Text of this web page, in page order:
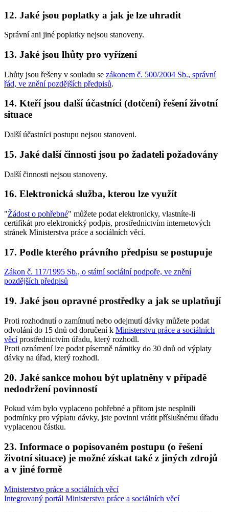
12. Jaké jsou poplatky a jak je lze uhradit
Správní ani jiné poplatky nejsou stanoveny.
13. Jaké jsou lhůty pro vyřízení
Lhůty jsou řešeny v souladu se zákonem č. 500/2004 Sb., správní
řád, ve znění pozdějších předpisů.
14. Kteří jsou další účastníci (dotčení) řešení životní
situace
Další účastníci postupu nejsou stanoveni.
15. Jaké další činnosti jsou po žadateli požadovány
Další činnosti nejsou stanoveny.
16. Elektronická služba, kterou lze využít
"Žádost o pohřebné" můžete podat elektronicky, vlastníte-li
certifikát pro elektronický podpis, prostřednictvím internetových
stránek Ministerstva práce a sociálních věcí.
17. Podle kterého právního předpisu se postupuje
Zákon č. 117/1995 Sb., o státní sociální podpoře, ve znění
pozdějších předpisů
19. Jaké jsou opravné prostředky a jak se uplatňují
Proti rozhodnutí o zamítnutí nebo odejmutí dávky můžete podat
odvolání do 15 dnů od doručení k Ministerstvu práce a sociálních
věcíprostřednictvím úřadu, který rozhodl.
Proti oznámení lze podat písemně námitky do 30 dnů od výplaty
dávky na úřad, který rozhodl.
20. Jaké sankce mohou být uplatněny v případě
nedodržení povinností
Pokud vám bylo vyplaceno pohřebné a přitom jste nesplnili
podmínky pro výplatu dávky, jste povinni vrátit příslušnému úřadu
vyplacenou částku.
23. Informace o popisovaném postupu (o řešení
životní situace) je možné získat také z jiných zdrojů
a v jiné formě
Ministerstvo práce a sociálních věcí
Integrovaný portál Ministerstva práce a sociálních věcí